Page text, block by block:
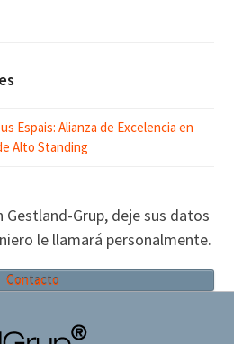
Espais: Alianza de Excelencia en
Alto Standing
Grup, deje sus datos
le llamará personalmente.
Contacto